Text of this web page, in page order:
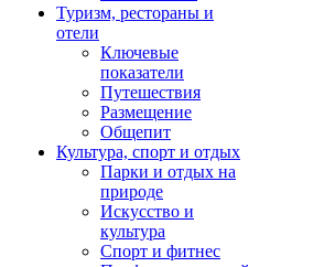
Туризм, рестораны и
отели
Ключевые
показатели
Путешествия
Размещение
Общепит
Культура, спорт и отдых
Парки и отдых на
природе
Искусство и
культура
Спорт и фитнес